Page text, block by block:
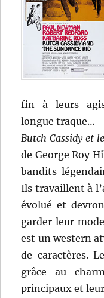
fin à leurs
longue traque…
Butch Cassidy et
de George Roy
bandits
Ils travaillent à
évolué et
garder leur
est un western
de caractères.
grâce au
principaux et